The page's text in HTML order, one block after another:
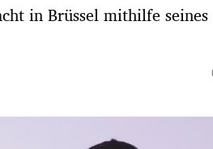
in Brüssel mithilfe seines